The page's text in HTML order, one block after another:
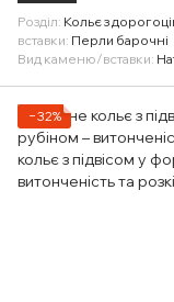
Розділ Кольє з
вставки Перли барочні
Вид каменю/вставки
−32%